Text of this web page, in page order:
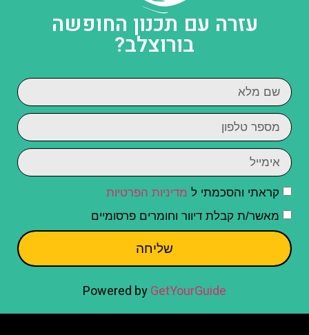
עזרה עם תכנון החופשה
בורוצלב?
קראתי והסכמתי ל מדיניות הפרטיות
מאשר/ת קבלת דיוור וחומרים פרסומיים
שליחה
Powered byGetYourGuide